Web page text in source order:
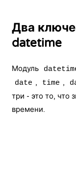
Два
datetime
Модуль
date , time ,
три - это то, что
времени.